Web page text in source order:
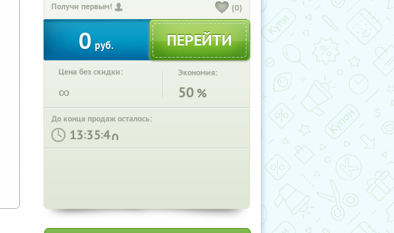
Получи первым! (0)
0 руб.
Цена без скидки:
∞
Экономия:
50 %
До конца продаж осталось:
: :